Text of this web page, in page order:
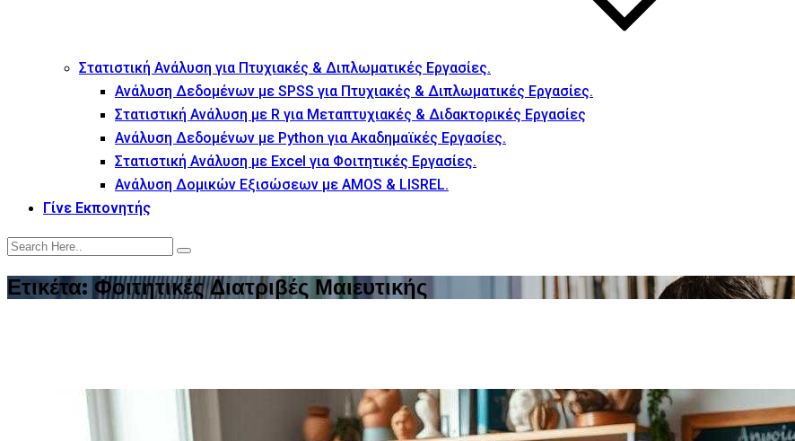
Στατιστική Ανάλυση για Πτυχιακές & Διπλωματικές Εργασίες.
Ανάλυση Δεδομένων με SPSS για Πτυχιακές & Διπλωματικές Εργασίες.
Στατιστική Ανάλυση με R για Μεταπτυχιακές & Διδακτορικές Εργασίες
Ανάλυση Δεδομένων με Python για Ακαδημαϊκές Εργασίες.
Στατιστική Ανάλυση με Excel για Φοιτητικές Εργασίες.
Ανάλυση Δομικών Εξισώσεων με AMOS & LISREL.
Γίνε Εκπονητής
Ετικέτα: Φοιτητικές Διατριβές Μαιευτικής